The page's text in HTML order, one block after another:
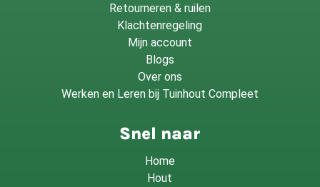
Retourneren & ruilen
Klachtenregeling
Mijn account
Blogs
Over ons
Werken en Leren bij Tuinhout Compleet
Snel naar
Home
Hout